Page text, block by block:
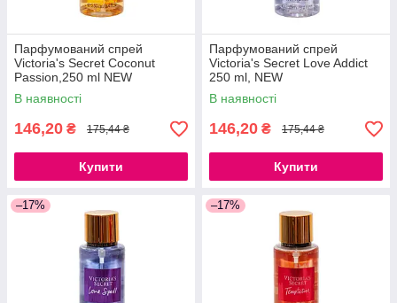
Парфумований спрей
Victoria's Secret Coconut
Passion,250 ml NEW
В наявності
146,20 ₴ 175,44 ₴
Купити
Парфумований спрей
Victoria's Secret Love Addict
250 ml, NEW
В наявності
146,20 ₴ 175,44 ₴
Купити
–17% –17%